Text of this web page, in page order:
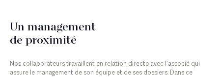
Un management
de proximité
Nos collaborateurs travaillent en relation directe avec l’associé qui
assure le management de son équipe et de ses dossiers. Dans ce